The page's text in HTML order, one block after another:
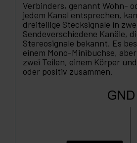
Verbinders, genannt Wohn-
jedem Kanal entsprechen,
dreiteilige Stecksignale in
Sendeverschiedene Kanäle,
Stereosignale bekannt. Es
einem Mono-Minibuchse,
zwei Teilen, einem Körper
oder positiv zusammen.